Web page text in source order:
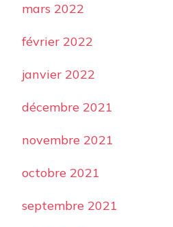
mars 2022
février 2022
janvier 2022
décembre 2021
novembre 2021
octobre 2021
septembre 2021